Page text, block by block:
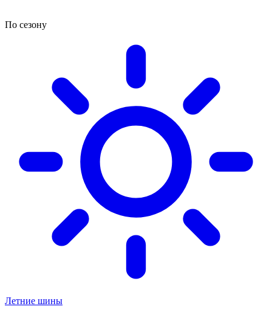
По сезону
Летние шины